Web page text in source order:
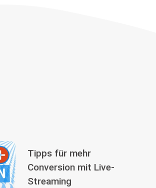
Tipps für mehr
Conversion mit Live-
Streaming